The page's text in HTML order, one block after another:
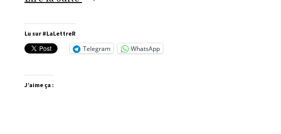
David
Lu sur #LaLettreR
Telegram WhatsApp
J’aime ça :